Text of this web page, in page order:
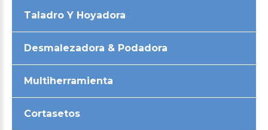
Taladro Y Hoyadora
Desmalezadora & Podadora
Multiherramienta
Cortasetos